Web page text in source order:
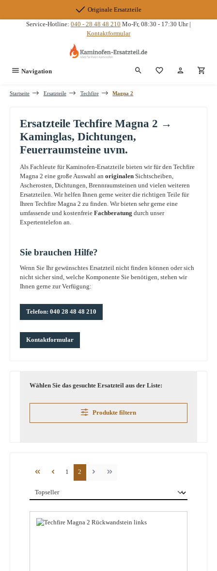
Originale Ersatzteile
Service-Hotline: 040 - 28 48 48 210 Mo-Fr, 08:30 - 17:30 Uhr |
Kontaktformular
Navigation Du hast 0
Startseite Ersatzteile Techfire Magna 2
Ersatzteile Techfire Magna 2 →
Kaminglas, Dichtungen,
Feuerraumsteine uvm.
Als Fachleute für Kaminofen-Ersatzteile bieten wir für den Techfire
Magna 2 eine große Auswahl an originalen Sichtscheiben,
Ascherosten, Dichtungen, Brennraumsteinen und vielen weiteren
Ersatzteilen. Wir helfen Ihnen gerne weiter die richtigen Teile für
Ihren Techfire Magna 2 zu finden. Wir bieten sehr gerne eine
umfassende und kostenfreie Fachberatung durch unser
Expertentelefon an.
Sie brauchen Hilfe?
Wenn Sie Ihr gewünschtes Ersatzteil nicht finden können oder sich
nicht sicher sind, welche Komponente Sie benötigen, stehen wir
Ihnen gerne zur Verfügung:
Telefon: 040 28 48 48 210
Kontaktformular
Wählen Sie das gesuchte Ersatzteil aus der Liste:
Produkte filtern
Seite
1 Seite
2